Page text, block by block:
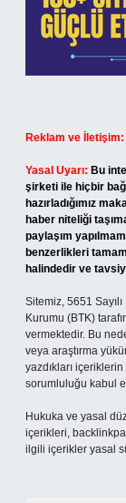
Reklam ve İletişim:
Yasal Uyarı: Bu
şirketi ile hiçbir
hazırladığımız
haber niteliği
paylaşım
benzerlikleri
halindedir ve
Sitemiz, 5651
Kurumu (BTK)
vermektedir. Bu
veya araştırma
yazdıkları
sorumluluğu kabul
Hukuka ve yasal
içerikleri,
ilgili içerikler yasal